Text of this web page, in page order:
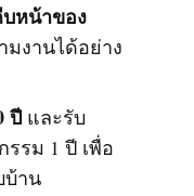
หน้าของ
งานได้อย่าง
ปีและรับ
รม 1 ปี เพื่อ
บ้าน